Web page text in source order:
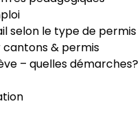
selon le type de permis
& permis
– quelles démarches?